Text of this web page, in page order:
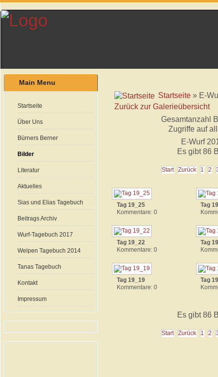
Main Menu
Startseite
Über Uns
Bürners Berner
Bilder
Literatur
Aktuelles
Sias und Elias Tagebuch
Beitrags Archiv
Wurf-Tagebuch 2017
Welpen Tagebuch 2014
Tanas Tagebuch
Kontakt
Impressum
Startseite » E-
Zurück zur Galerieübersicht
Gesamtanzahl
Zugriffe auf
E-Wurf
Es gibt 86
Start Zurück 1 2
Tag 19_25
Kommentare: 0
Tag
Tag 19_22
Kommentare: 0
Tag
Tag 19_19
Kommentare: 0
Tag
Es gibt 86
Start Zurück 1 2